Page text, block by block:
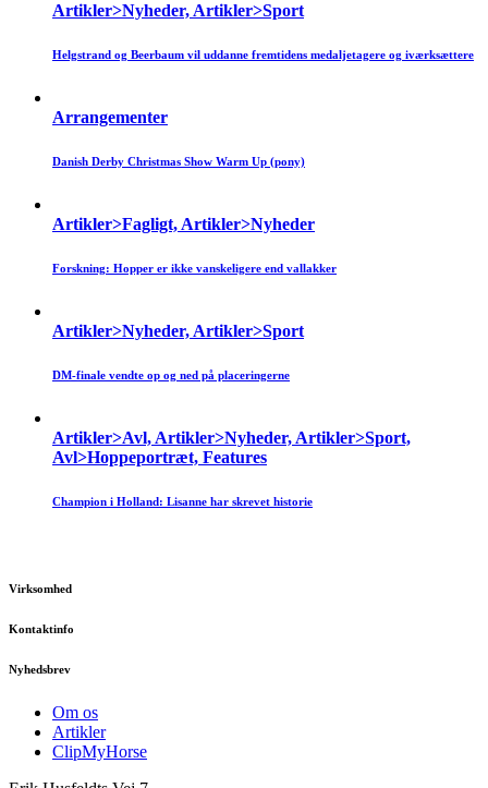
Artikler>Nyheder, Artikler>Sport
Helgstrand og Beerbaum vil uddanne fremtidens medaljetagere og iværksættere
Arrangementer
Danish Derby Christmas Show Warm Up (pony)
Artikler>Fagligt, Artikler>Nyheder
Forskning: Hopper er ikke vanskeligere end vallakker
Artikler>Nyheder, Artikler>Sport
DM-finale vendte op og ned på placeringerne
Artikler>Avl, Artikler>Nyheder, Artikler>Sport,
Avl>Hoppeportræt, Features
Champion i Holland: Lisanne har skrevet historie
Virksomhed
Kontaktinfo
Nyhedsbrev
Om os
Artikler
ClipMyHorse